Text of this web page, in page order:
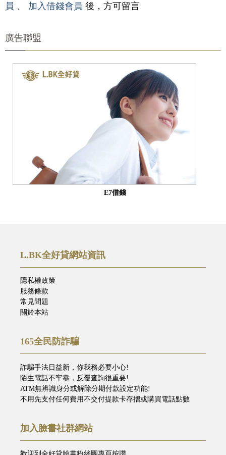
員 、 加入借錢會員 後，方可留言
廣告聯盟
E7借錢
L.BK全好貸網站資訊
隱私權政策
服務條款
常見問題
關於本站
165全民防詐騙
詐騙手法日益新，你我務必要小心!
陌生電話不牢靠，反覆查詢很重要!
ATM無辨識身分或解除分期付款設定功能!
不用先支付任何費用不交付提款卡存摺或購買電話點數
加入臉書社群網站